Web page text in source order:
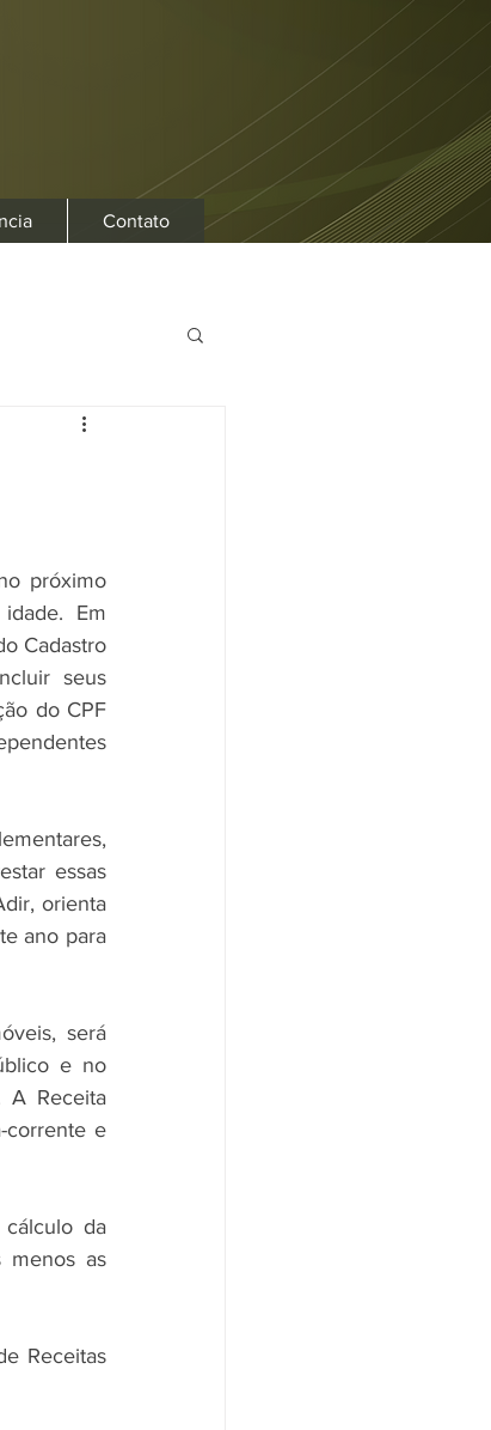
Contato
próximo
Em
Cadastro
seus
do CPF
essas
orienta
ano para
será
e no
A Receita
corrente e
da
menos as
Receitas